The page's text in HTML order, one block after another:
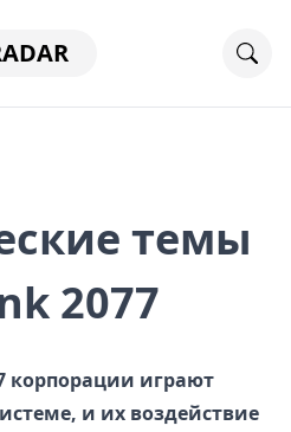
темы
2077
корпорации играют
и их воздействие